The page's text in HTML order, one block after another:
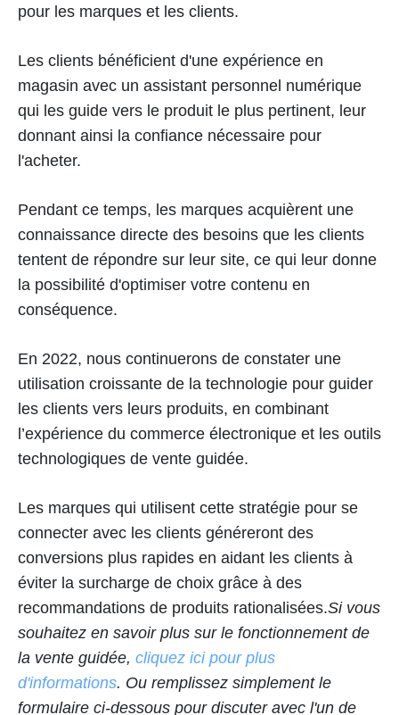
pour les marques et les clients.
Les clients bénéficient d'une expérience en
magasin avec un assistant personnel numérique
qui les guide vers le produit le plus pertinent, leur
donnant ainsi la confiance nécessaire pour
l'acheter.
Pendant ce temps, les marques acquièrent une
connaissance directe des besoins que les clients
tentent de répondre sur leur site, ce qui leur donne
la possibilité d'optimiser votre contenu en
conséquence.
En 2022, nous continuerons de constater une
utilisation croissante de la technologie pour guider
les clients vers leurs produits, en combinant
l’expérience du commerce électronique et les outils
technologiques de vente guidée.
Les marques qui utilisent cette stratégie pour se
connecter avec les clients généreront des
conversions plus rapides en aidant les clients à
éviter la surcharge de choix grâce à des
recommandations de produits rationalisées.Si vous
souhaitez en savoir plus sur le fonctionnement de
la vente guidée, cliquez ici pour plus
d'informations. Ou remplissez simplement le
formulaire ci-dessous pour discuter avec l'un de